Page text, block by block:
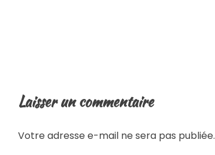
Laisser un commentaire
Votre adresse e-mail ne sera pas publiée.